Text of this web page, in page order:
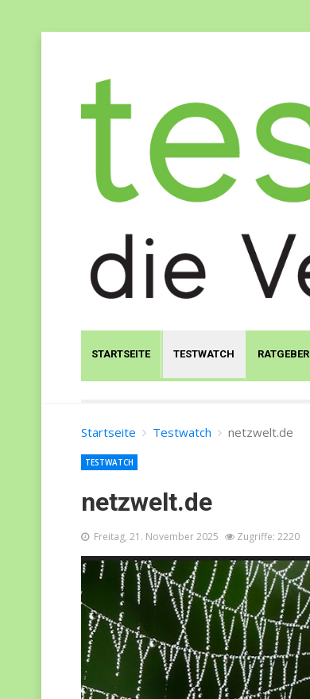
STARTSEITE TESTWATCH RATGEBER
Startseite Testwatch netzwelt.de
netzwelt.de
TESTWATCH
Freitag, 21. November 2025 Zugriffe: 2220